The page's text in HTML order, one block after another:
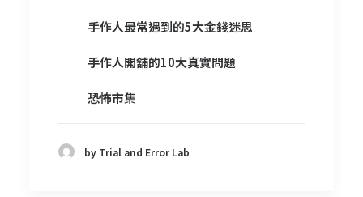
手作人最常遇到的5大金錢迷思
手作人開舖的10大真實問題
恐怖市集
by Trial and Error Lab